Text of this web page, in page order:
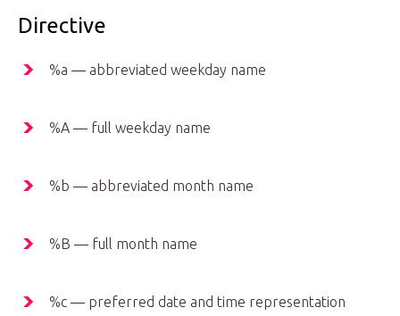
Directive
%a — abbreviated weekday name
%A — full weekday name
%b — abbreviated month name
%B — full month name
%c — preferred date and time representation